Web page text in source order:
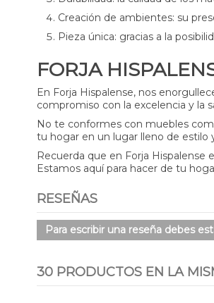
Creación de ambientes: su
Pieza única: gracias a la
FORJA
En Forja Hispalense, nos
compromiso con la excelencia y la
No te conformes con muebles
tu hogar en un lugar lleno de estilo
Recuerda que en Forja
Estamos aquí para hacer de tu
RESEÑAS
Para escribir una reseña debes
30 PRODUCTOS EN LA